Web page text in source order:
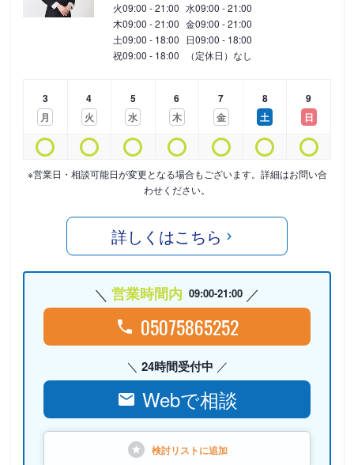
火09:00 - 21:00 水09:00 - 21:00
木09:00 - 21:00 金09:00 - 21:00
土09:00 - 18:00 日09:00 - 18:00
祝09:00 - 18:00 （定休日）なし
3
月
4
火
5
水
6
木
7
金
8
土
9
日
※営業日・相談可能日が変更となる場合もございます。詳細はお問い合
わせください。
詳しくはこちら
営業時間内 09:00-21:00
05075865252
24時間受付中
Webで相談
検討リストに追加